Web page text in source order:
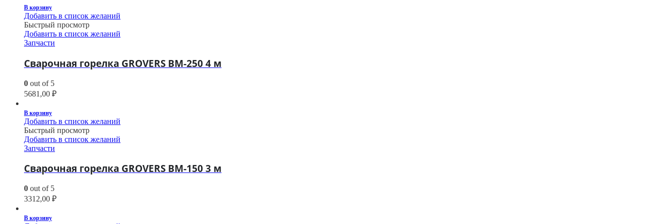
В корзину
Добавить в список желаний
Быстрый просмотр
Добавить в список желаний
Запчасти
Сварочная горелка GROVERS BM-250 4 м
0 out of 5
5681,00 ₽
В корзину
Добавить в список желаний
Быстрый просмотр
Добавить в список желаний
Запчасти
Сварочная горелка GROVERS BM-150 3 м
0 out of 5
3312,00 ₽
В корзину